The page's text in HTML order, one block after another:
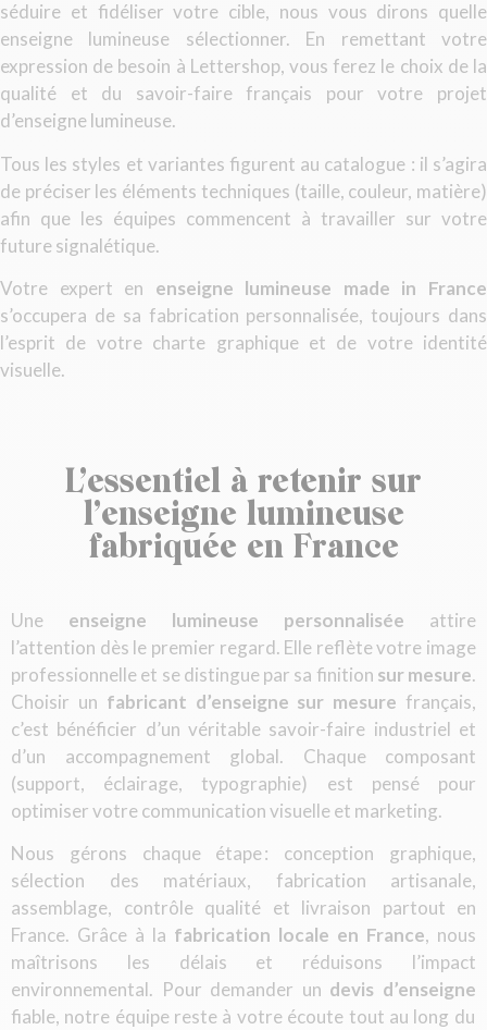
séduire et fidéliser votre cible, nous vous dirons quelle
enseigne lumineuse sélectionner. En remettant votre
expression de besoin à Lettershop, vous ferez le choix de la
qualité et du savoir-faire français pour votre projet
d’enseigne lumineuse.
Tous les styles et variantes figurent au catalogue : il s’agira
de préciser les éléments techniques (taille, couleur, matière)
afin que les équipes commencent à travailler sur votre
future signalétique.
Votre expert en enseigne lumineuse
made in France
s’occupera de sa fabrication personnalisée, toujours dans
l’esprit de votre charte graphique et de votre identité
visuelle.
L’essentiel à retenir sur
l’enseigne lumineuse
fabriquée en France
Une enseigne lumineuse personnalisée attire
l’attention dès le premier regard. Elle reflète votre image
professionnelle et se distingue par sa finition sur mesure.
Choisir un fabricant d’enseigne sur mesure français,
c’est bénéficier d’un véritable savoir-faire industriel et
d’un accompagnement global. Chaque composant
(support, éclairage, typographie) est pensé pour
optimiser votre communication visuelle et marketing.
Nous gérons chaque étape : conception graphique,
sélection des matériaux, fabrication artisanale,
assemblage, contrôle qualité et livraison partout en
France. Grâce à la fabrication locale en France, nous
maîtrisons les délais et réduisons l’impact
environnemental. Pour demander un devis d’enseigne
fiable, notre équipe reste à votre écoute tout au long du